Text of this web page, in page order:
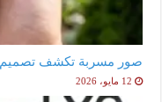
صور مسربة تكشف تصميم Xperia 1 VIII الجديد
12 مايو، 2026